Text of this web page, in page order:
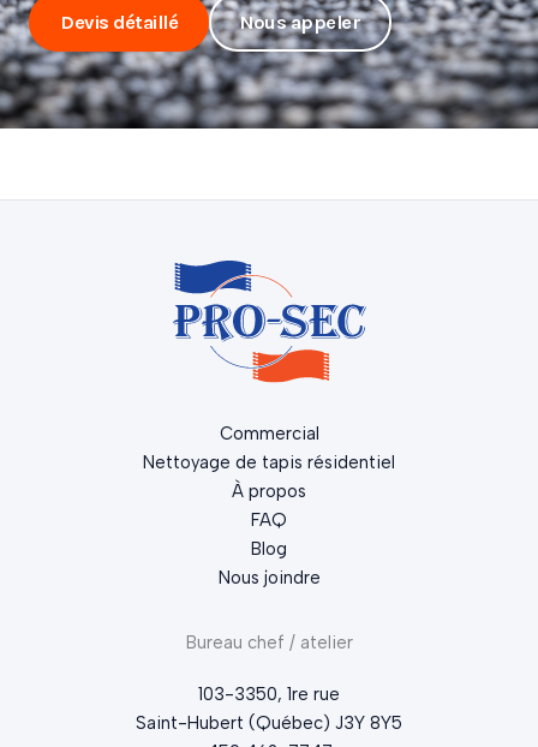
Devis détaillé Nous appeler
Commercial
Nettoyage de tapis résidentiel
À propos
FAQ
Blog
Nous joindre
Bureau chef / atelier
103-3350, 1re rue
Saint-Hubert (Québec) J3Y 8Y5